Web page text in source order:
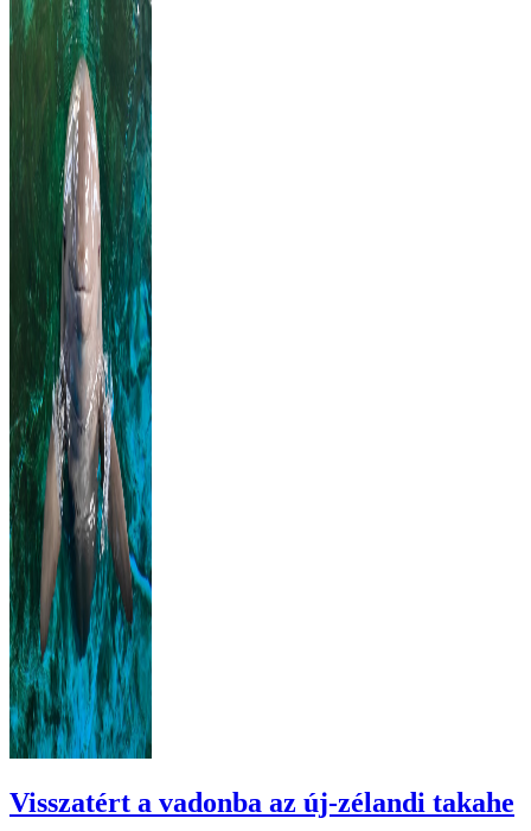
Visszatért a vadonba az új-zélandi takahe